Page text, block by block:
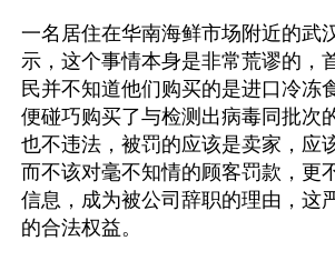
一名居住在华南海鲜市场附近的武
示，这个事情本身是非常荒谬的，
民并不知道他们购买的是进口冷冻
便碰巧购买了与检测出病毒同批次
也不违法，被罚的应该是卖家，应
而不该对毫不知情的顾客罚款，更
信息，成为被公司辞职的理由，这
的合法权益。